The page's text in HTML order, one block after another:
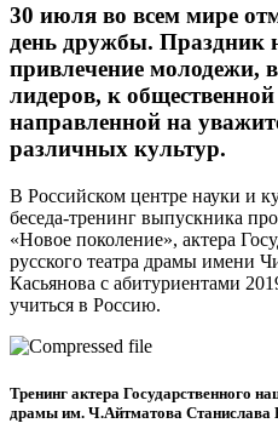
30 июля во всем мире
день дружбы. Праздник
привлечение молодежи,
лидеров, к общественной
направленной на
различных культур.
В Российском центре науки и
беседа-тренинг выпускника
«Новое поколение», актера
русского театра драмы имени
Касьянова с абитуриентами
учиться в Россию.
Тренинг актера Государственного
драмы им. Ч.Айтматова Станислава